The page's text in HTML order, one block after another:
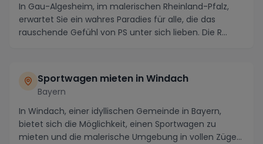
In Gau-Algesheim, im malerischen Rheinland-Pfalz,
erwartet Sie ein wahres Paradies für alle, die das
rauschende Gefühl von PS unter sich lieben. Die R...
Sportwagen mieten in Windach
Bayern
In Windach, einer idyllischen Gemeinde in Bayern,
bietet sich die Möglichkeit, einen Sportwagen zu
mieten und die malerische Umgebung in vollen Zügen